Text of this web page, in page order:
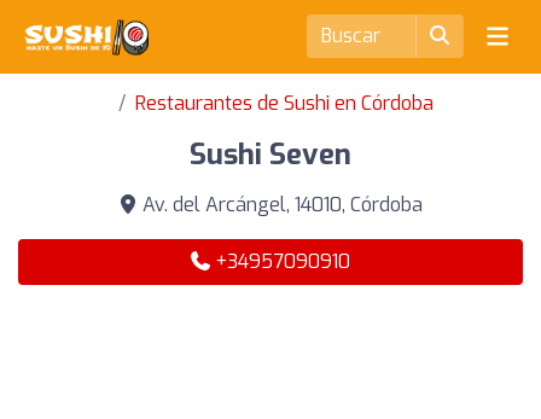
Restaurantes de Sushi en Córdoba
Sushi Seven
Av. del Arcángel, 14010, Córdoba
+34957090910